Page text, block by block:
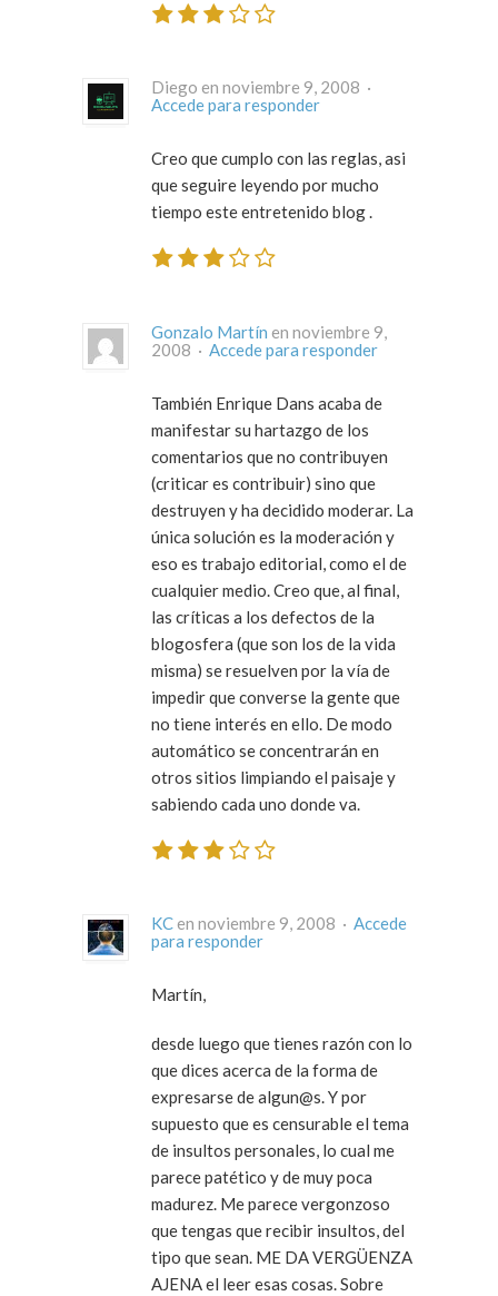
Diego en noviembre 9, 2008 ·
Accede para responder
Creo que cumplo con las reglas, asi
que seguire leyendo por mucho
tiempo este entretenido blog .
Gonzalo Martín en noviembre 9,
2008 · Accede para responder
También Enrique Dans acaba de
manifestar su hartazgo de los
comentarios que no contribuyen
(criticar es contribuir) sino que
destruyen y ha decidido moderar. La
única solución es la moderación y
eso es trabajo editorial, como el de
cualquier medio. Creo que, al final,
las críticas a los defectos de la
blogosfera (que son los de la vida
misma) se resuelven por la vía de
impedir que converse la gente que
no tiene interés en ello. De modo
automático se concentrarán en
otros sitios limpiando el paisaje y
sabiendo cada uno donde va.
KC en noviembre 9, 2008 · Accede
para responder
Martín,
desde luego que tienes razón con lo
que dices acerca de la forma de
expresarse de algun@s. Y por
supuesto que es censurable el tema
de insultos personales, lo cual me
parece patético y de muy poca
madurez. Me parece vergonzoso
que tengas que recibir insultos, del
tipo que sean. ME DA VERGÜENZA
AJENA el leer esas cosas. Sobre